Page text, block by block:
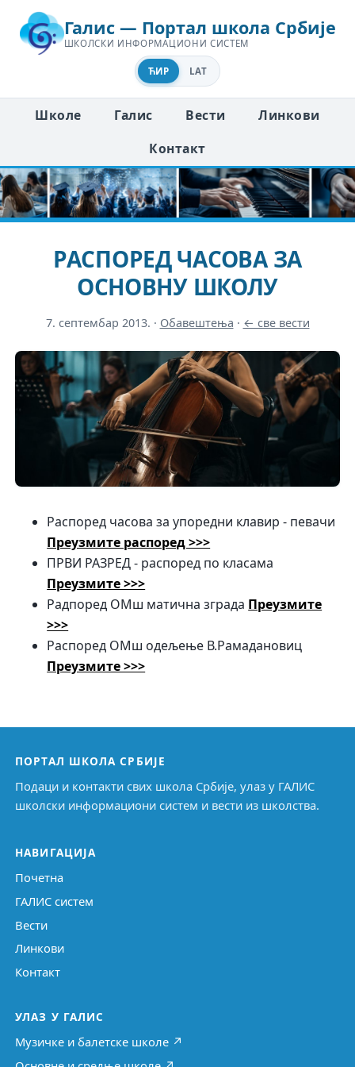
Галис — Портал школа Србије
ШКОЛСКИ ИНФОРМАЦИОНИ СИСТЕМ
ЋИР LAT
Школе Галис Вести
Линкови
Контакт
РАСПОРЕД ЧАСОВА ЗА
ОСНОВНУ ШКОЛУ
7. септембар 2013. · Обавештења · ← све вести
Распоред часова за упоредни клавир - певачи
Преузмите распоред >>>
ПРВИ РАЗРЕД - распоред по класама
Преузмите >>>
Радпоред ОМш матична зграда Преузмите
>>>
Распоред ОМш одељење В.Рамадановиц
Преузмите >>>
ПОРТАЛ ШКОЛА СРБИЈЕ
Подаци и контакти свих школа Србије, улаз у ГАЛИС
школски информациони систем и вести из школства.
НАВИГАЦИЈА
Почетна
ГАЛИС систем
Вести
Линкови
Контакт
УЛАЗ У ГАЛИС
Музичке и балетске школе ↗